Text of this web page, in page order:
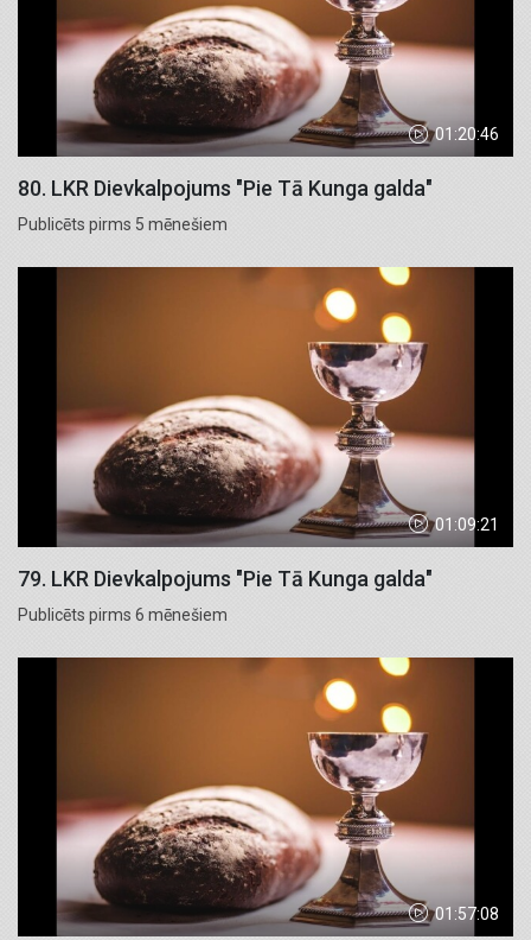
01:20:46
80. LKR Dievkalpojums "Pie Tā Kunga galda"
Publicēts pirms 5 mēnešiem
01:09:21
79. LKR Dievkalpojums "Pie Tā Kunga galda"
Publicēts pirms 6 mēnešiem
01:57:08